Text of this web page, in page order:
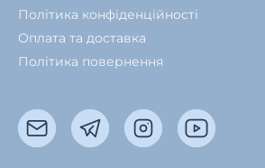
Політика конфіденційності
Оплата та доставка
Політика повернення